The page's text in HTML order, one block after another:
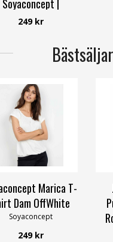
Soyaconcept |
Smilebutiken
249 kr
Marica T-
Dam OffWhite
Soyaconcept
249 kr